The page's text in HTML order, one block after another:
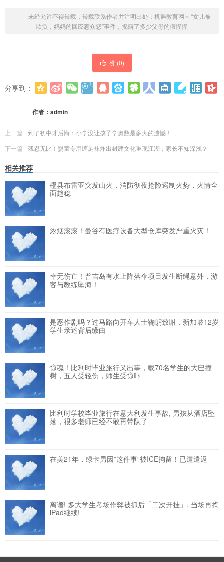
未经允许不得转载，转载联系作者并注明出处： 机遇教育网 » “女儿被
欺负，妈妈的回应惹众怒”事件，揭露了多少父母的假惺惺
赞 (0)
分享到：
作者： admin
上一篇
到了初中才后悔：小学没让孩子学奥数是多大的遗憾！
下一篇
残忍无比！婴童专用缠足袜炸出封建文化重现江湖，家长不知深浅？
相关推荐
橙县布雷亚突发山火，消防彻夜抢险遏制火势，火情全
面趋稳
浓烟滚滚！曼谷有医疗设备大型仓库突发严重火灾！
幸无伤亡！普吉岛有水上降落伞项目发生断绳意外，游
客与教练坠海！
是恶作剧吗？过马路向开车人士鞠躬致谢，新加坡12岁
学生亲述背后缘由
惊魂！比利时毕业旅行又出事，载70名学生的大巴撞
树，五人受轻伤，师生受惊吓
比利时学校毕业旅行在意大利发生事故, 男孩从酒店坠
落，很多老师已经不敢再带队了
在美21年，绿卡男因”这件事“被ICE拘留！已遭遣返
离谱! 多大学生考场作弊被抓后「二次开挂」, 当场再掏
iPad继续!